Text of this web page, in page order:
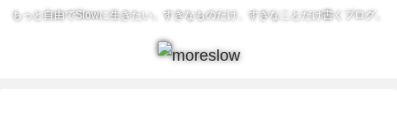
もっと自由でSlowに生きたい。すきなものだけ、すきなことだけ書くブログ。